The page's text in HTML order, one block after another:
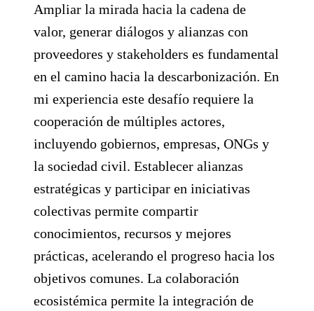
Ampliar la mirada hacia la cadena de
valor, generar diálogos y alianzas con
proveedores y stakeholders es fundamental
en el camino hacia la descarbonización. En
mi experiencia este desafío requiere la
cooperación de múltiples actores,
incluyendo gobiernos, empresas, ONGs y
la sociedad civil. Establecer alianzas
estratégicas y participar en iniciativas
colectivas permite compartir
conocimientos, recursos y mejores
prácticas, acelerando el progreso hacia los
objetivos comunes. La colaboración
ecosistémica permite la integración de